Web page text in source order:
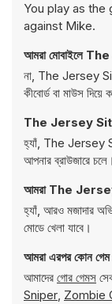
You play as
against Mike.
আমরা মোবাইলে
না, The Jersey
কীবোর্ড বা মাউস দিয়ে
The Jersey
হ্যাঁ, The Jersey
আপনার ব্রাউজারে চলে।
আমরা The Jersey
হ্যাঁ, আরও মজাদার
মোডে খেলা যাবে।
আমরা এরপর কোন
আমাদের গোর গেমস
Sniper, Zombie